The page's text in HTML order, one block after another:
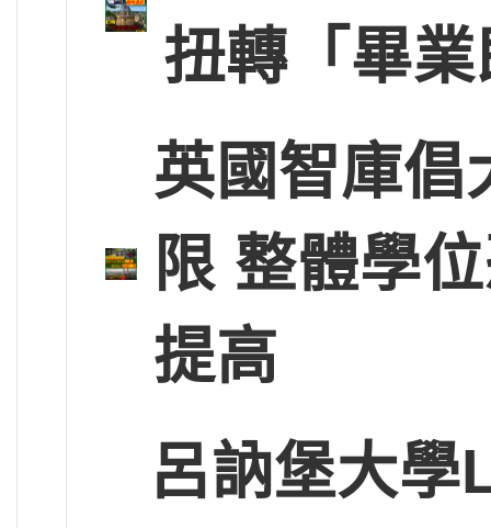
扭轉「畢
英國智庫倡
限 整體學
提高
呂訥堡大